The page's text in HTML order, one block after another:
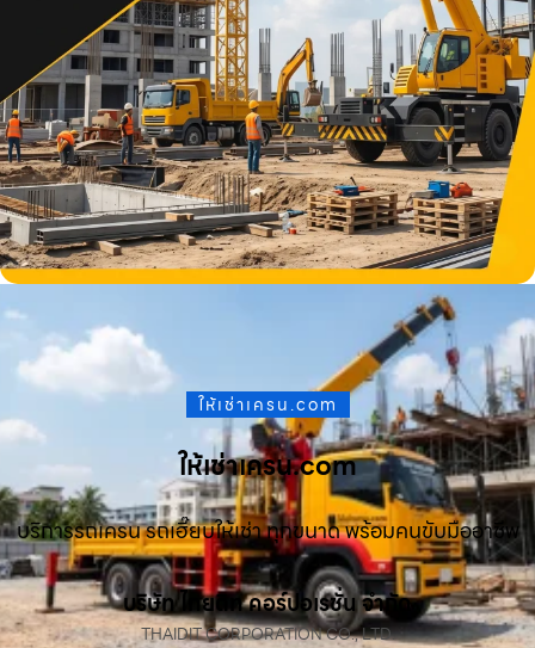
ให้เช่าเครน.com
ให้เช่าเครน.com
บริการรถเครน รถเฮี๊ยบให้เช่า ทุกขนาด พร้อมคนขับมืออาชีพ
บริษัท ไทยดิท คอร์ปอเรชั่น จำกัด
THAIDIT CORPORATION CO., LTD.